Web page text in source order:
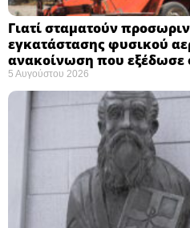
Γιατί σταματούν
εγκατάστασης φυσικού
ανακοίνωση που εξέδωσε
5 Αυγούστου 2026